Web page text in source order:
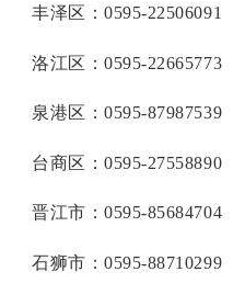
丰泽区：0595-22506091
洛江区：0595-22665773
泉港区：0595-87987539
台商区：0595-27558890
晋江市：0595-85684704
石狮市：0595-88710299